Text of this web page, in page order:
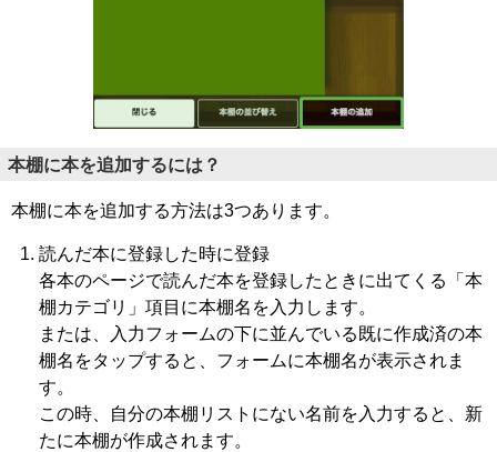
本棚に本を追加するには？
本棚に本を追加する方法は3つあります。
読んだ本に登録した時に登録
各本のページで読んだ本を登録したときに出てくる「本
棚カテゴリ」項目に本棚名を入力します。
または、入力フォームの下に並んでいる既に作成済の本
棚名をタップすると、フォームに本棚名が表示されま
す。
この時、自分の本棚リストにない名前を入力すると、新
たに本棚が作成されます。